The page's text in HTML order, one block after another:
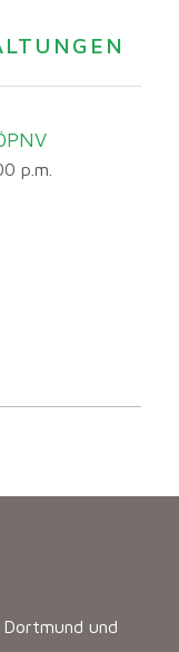
p.m.
und